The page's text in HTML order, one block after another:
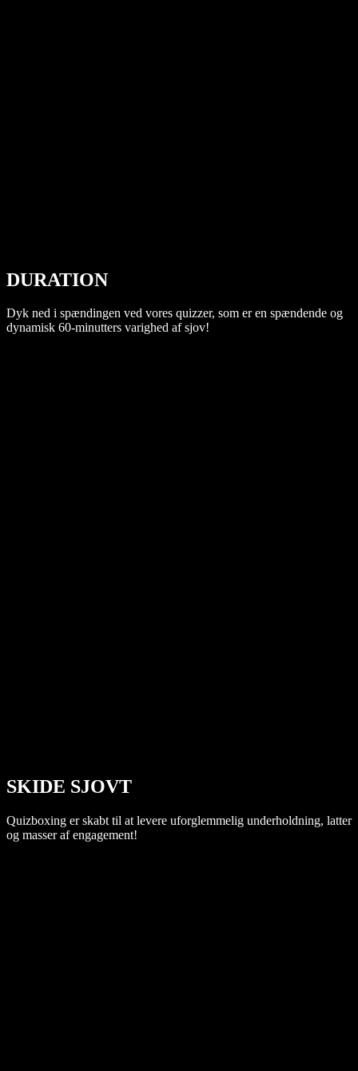
DURATION
Dyk ned i spændingen ved vores quizzer, som er en spændende og
dynamisk 60-minutters varighed af sjov!
SKIDE SJOVT
Quizboxing er skabt til at levere uforglemmelig underholdning, latter
og masser af engagement!